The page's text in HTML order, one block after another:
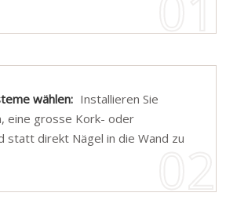
wählen: Installieren Sie
eine grosse Kork- oder
statt direkt Nägel in die Wand zu